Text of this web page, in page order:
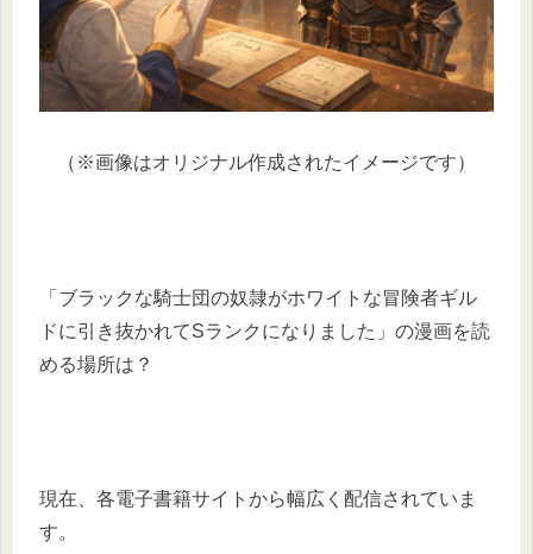
（※画像はオリジナル作成されたイメージです）
「ブラックな騎士団の奴隷がホワイトな冒険者ギル
ドに引き抜かれてSランクになりました」の漫画を読
める場所は？
現在、各電子書籍サイトから幅広く配信されていま
す。